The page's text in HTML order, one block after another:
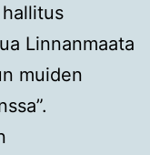
Linnanmaata
muiden